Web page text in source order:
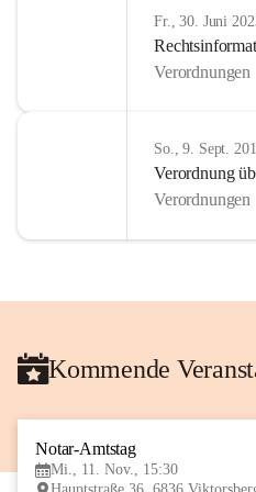
Fr., 30. Juni
Verordnungen
So., 9. Sept.
Verordnung
Verordnungen
Kommende
Notar-Amtstag
Mi., 11. Nov., 15:30